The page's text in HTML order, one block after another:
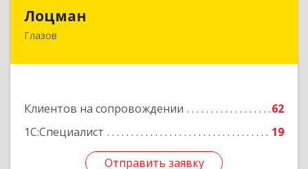
Лоцман
Глазов
Клиентов на сопровождении
62
1С:Специалист
19
Отправить заявку
427620, Удмуртская Респ, Глазов г, Сибирская
Отправить заявку